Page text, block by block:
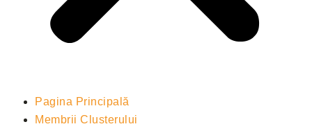
Pagina Principală
Membrii Clusterului